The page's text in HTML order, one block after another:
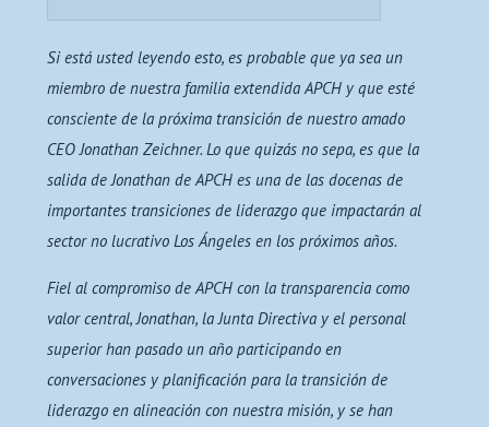
Si está usted leyendo esto, es probable que ya sea un
miembro de nuestra familia extendida APCH y que esté
consciente de la próxima transición de nuestro amado
CEO Jonathan Zeichner. Lo que quizás no sepa, es que la
salida de Jonathan de APCH es una de las docenas de
importantes transiciones de liderazgo que impactarán al
sector no lucrativo Los Ángeles en los próximos años.
Fiel al compromiso de APCH con la transparencia como
valor central, Jonathan, la Junta Directiva y el personal
superior han pasado un año participando en
conversaciones y planificación para la transición de
liderazgo en alineación con nuestra misión, y se han